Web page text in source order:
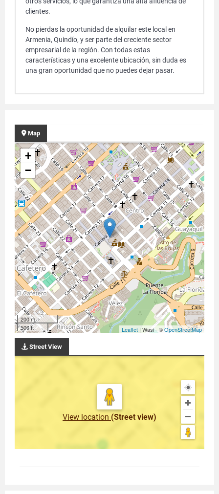
clientes.
No pierdas la oportunidad de alquilar este local en
Armenia, Quindío, y ser parte del creciente sector
empresarial de la región. Con todas estas
características y una excelente ubicación, sin duda es
una gran oportunidad que no puedes dejar pasar.
Map
+
−
200 m
500 ft
Leaflet | Wasi - ©OpenStreetMap
Street View
View location (Street view)